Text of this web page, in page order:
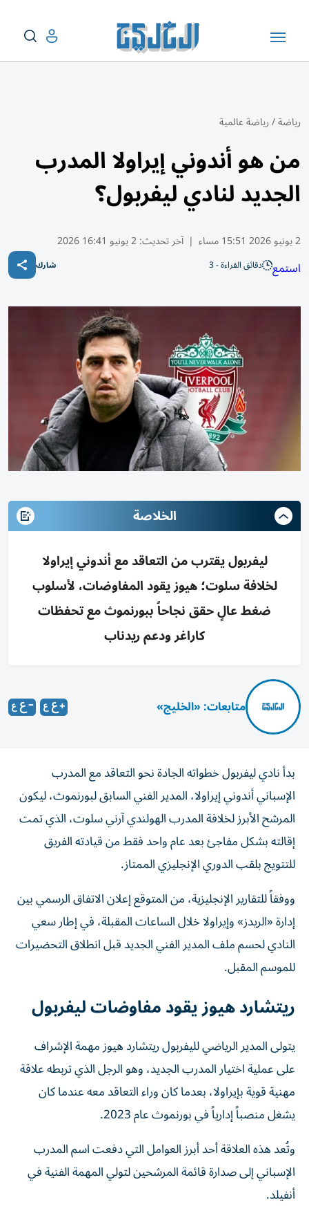
رياضة/رياضة عالمية
من هو أندوني إيراولا المدرب
الجديد لنادي ليفربول؟
2 يونيو 2026 15:51 مساء | آخر تحديث:2 يونيو 16:41 2026
استمع دقائق القراءة - 3 شارك
الخلاصة
ليفربول يقترب من التعاقد مع أندوني إيراولا
لخلافة سلوت؛ هيوز يقود المفاوضات، لأسلوب
ضغط عالٍ حقق نجاحاً ببورنموث مع تحفظات
كاراغر ودعم ريدناب
متابعات: «الخليج»
بدأ نادي ليفربول خطواته الجادة نحو التعاقد مع المدرب
الإسباني أندوني إيراولا، المدير الفني السابق لبورنموث، ليكون
المرشح الأبرز لخلافة المدرب الهولندي آرني سلوت، الذي تمت
إقالته بشكل مفاجئ بعد عام واحد فقط من قيادته الفريق
للتتويج بلقب الدوري الإنجليزي الممتاز.
ووفقاً للتقارير الإنجليزية، من المتوقع إعلان الاتفاق الرسمي بين
إدارة «الريدز» وإيراولا خلال الساعات المقبلة، في إطار سعي
النادي لحسم ملف المدير الفني الجديد قبل انطلاق التحضيرات
للموسم المقبل.
ريتشارد هيوز يقود مفاوضات ليفربول
يتولى المدير الرياضي لليفربول ريتشارد هيوز مهمة الإشراف
على عملية اختيار المدرب الجديد، وهو الرجل الذي تربطه علاقة
مهنية قوية بإيراولا، بعدما كان وراء التعاقد معه عندما كان
يشغل منصباً إدارياً في بورنموث عام 2023.
وتُعد هذه العلاقة أحد أبرز العوامل التي دفعت اسم المدرب
الإسباني إلى صدارة قائمة المرشحين لتولي المهمة الفنية في
أنفيلد.